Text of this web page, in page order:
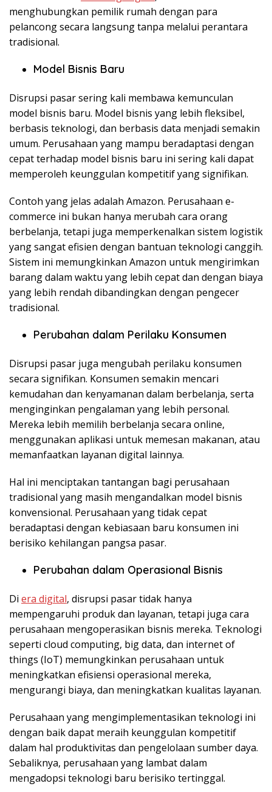
menghubungkan pemilik rumah dengan para
pelancong secara langsung tanpa melalui perantara
tradisional.
Model Bisnis Baru
Disrupsi pasar sering kali membawa kemunculan
model bisnis baru. Model bisnis yang lebih fleksibel,
berbasis teknologi, dan berbasis data menjadi semakin
umum. Perusahaan yang mampu beradaptasi dengan
cepat terhadap model bisnis baru ini sering kali dapat
memperoleh keunggulan kompetitif yang signifikan.
Contoh yang jelas adalah Amazon. Perusahaan e-
commerce ini bukan hanya merubah cara orang
berbelanja, tetapi juga memperkenalkan sistem logistik
yang sangat efisien dengan bantuan teknologi canggih.
Sistem ini memungkinkan Amazon untuk mengirimkan
barang dalam waktu yang lebih cepat dan dengan biaya
yang lebih rendah dibandingkan dengan pengecer
tradisional.
Perubahan dalam Perilaku Konsumen
Disrupsi pasar juga mengubah perilaku konsumen
secara signifikan. Konsumen semakin mencari
kemudahan dan kenyamanan dalam berbelanja, serta
menginginkan pengalaman yang lebih personal.
Mereka lebih memilih berbelanja secara online,
menggunakan aplikasi untuk memesan makanan, atau
memanfaatkan layanan digital lainnya.
Hal ini menciptakan tantangan bagi perusahaan
tradisional yang masih mengandalkan model bisnis
konvensional. Perusahaan yang tidak cepat
beradaptasi dengan kebiasaan baru konsumen ini
berisiko kehilangan pangsa pasar.
Perubahan dalam Operasional Bisnis
Di era digital, disrupsi pasar tidak hanya
mempengaruhi produk dan layanan, tetapi juga cara
perusahaan mengoperasikan bisnis mereka. Teknologi
seperti cloud computing, big data, dan internet of
things (IoT) memungkinkan perusahaan untuk
meningkatkan efisiensi operasional mereka,
mengurangi biaya, dan meningkatkan kualitas layanan.
Perusahaan yang mengimplementasikan teknologi ini
dengan baik dapat meraih keunggulan kompetitif
dalam hal produktivitas dan pengelolaan sumber daya.
Sebaliknya, perusahaan yang lambat dalam
mengadopsi teknologi baru berisiko tertinggal.